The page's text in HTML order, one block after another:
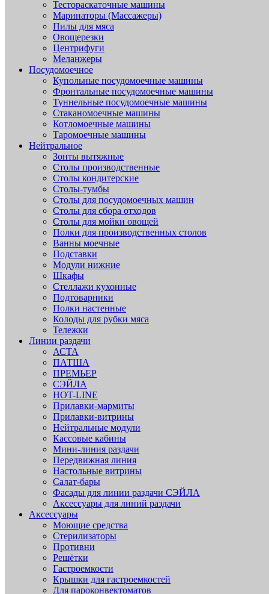
Тестораскаточные машины
Маринаторы (Массажеры)
Пилы для мяса
Овощерезки
Центрифуги
Меланжеры
Посудомоечное
Купольные посудомоечные машины
Фронтальные посудомоечные машины
Туннельные посудомоечные машины
Стаканомоечные машины
Котломоечные машины
Таромоечные машины
Нейтральное
Зонты вытяжные
Столы производственные
Столы кондитерские
Столы-тумбы
Столы для посудомоечных машин
Столы для сбора отходов
Столы для мойки овощей
Полки для производственных столов
Ванны моечные
Подставки
Модули нижние
Шкафы
Стеллажи кухонные
Подтоварники
Полки настенные
Колоды для рубки мяса
Тележки
Линии раздачи
АСТА
ПАТША
ПРЕМЬЕР
СЭЙЛА
HOT-LINE
Прилавки-мармиты
Прилавки-витрины
Нейтральные модули
Кассовые кабины
Мини-линия раздачи
Передвижная линия
Настольные витрины
Салат-бары
Фасады для линии раздачи СЭЙЛА
Аксессуары для линий раздачи
Аксессуары
Моющие средства
Стерилизаторы
Противни
Решётки
Гастроемкости
Крышки для гастроемкостей
Для пароконвектоматов